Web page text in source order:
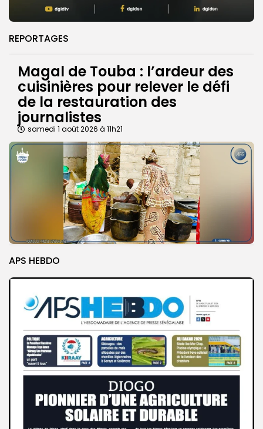
REPORTAGES
Magal de Touba : l’ardeur des
cuisinières pour relever le défi
de la restauration des
journalistes
samedi 1 août 2026 à 11h21
APS HEBDO